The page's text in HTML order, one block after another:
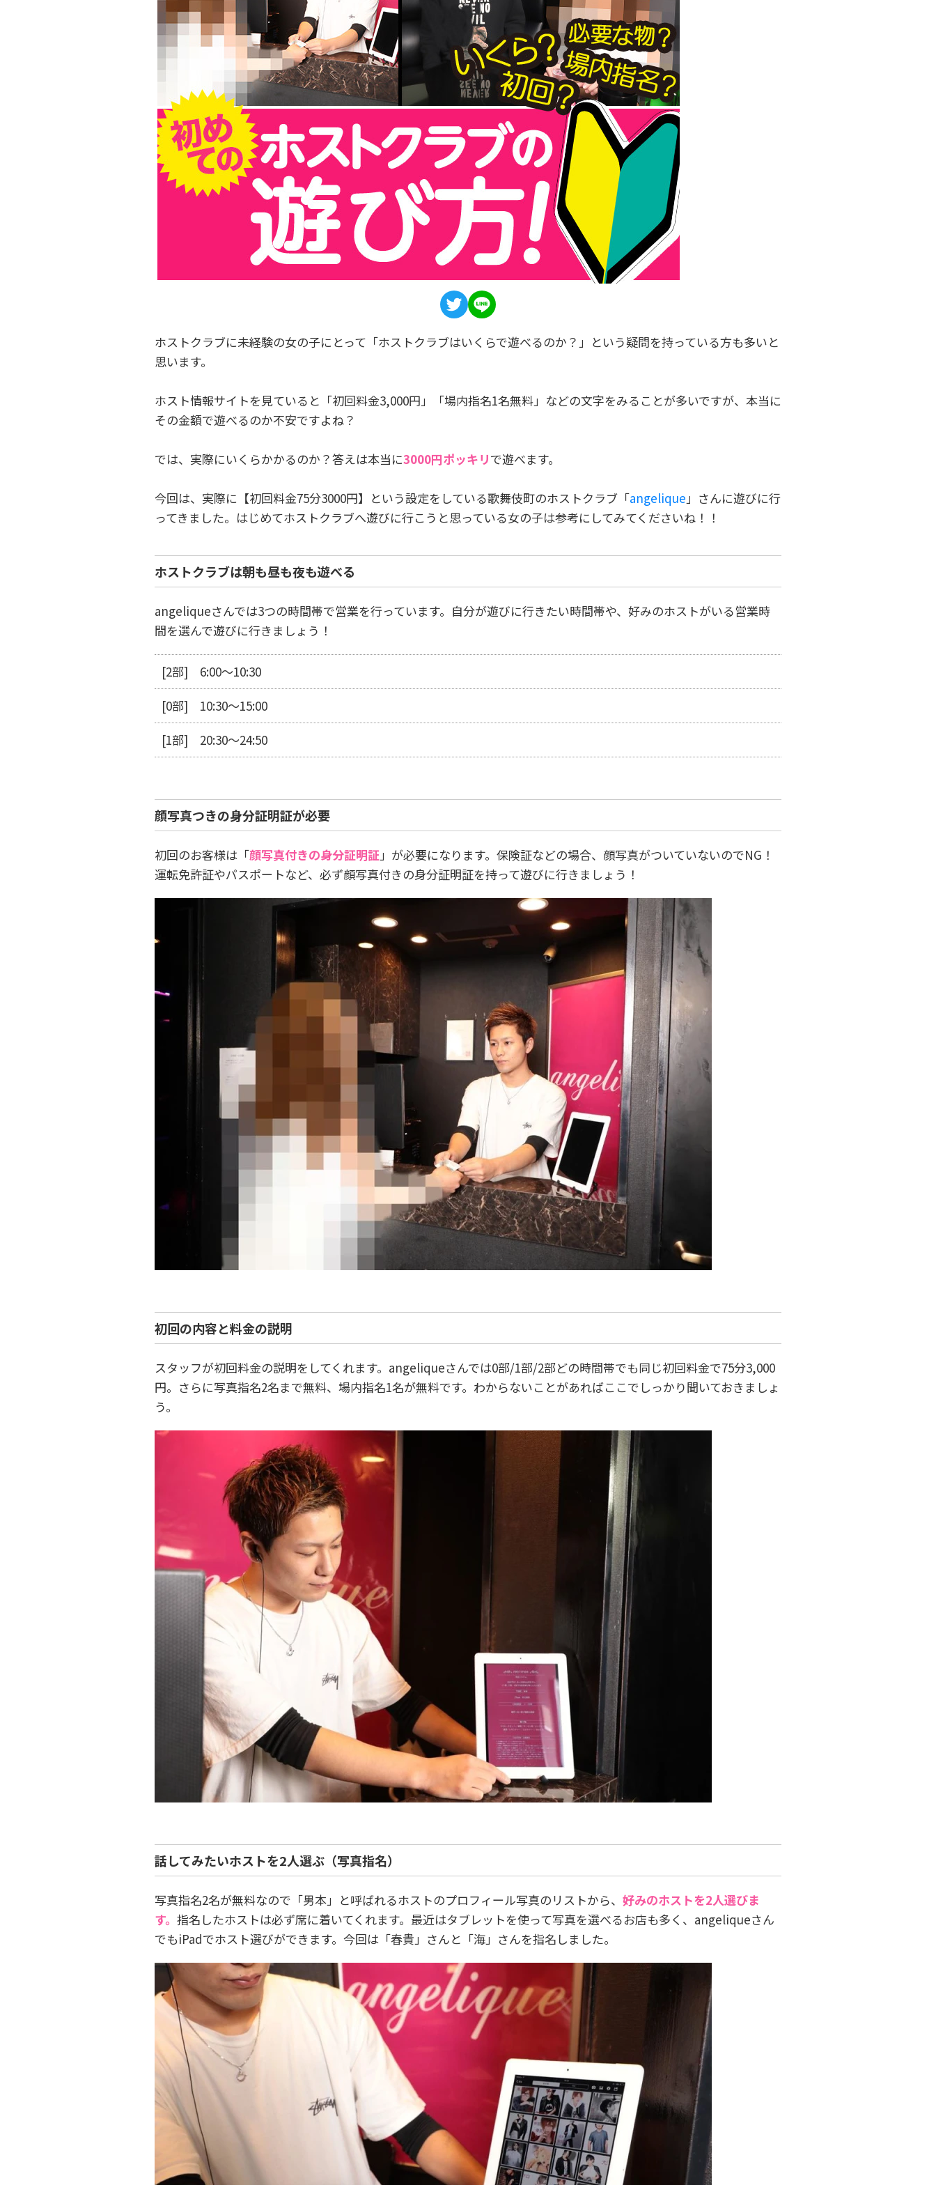
ホストクラブに未経験の女の子にとって「ホストクラブはいくらで遊べるのか？」という疑問を持っている方も多いと
思います。
ホスト情報サイトを見ていると「初回料金3,000円」「場内指名1名無料」などの文字をみることが多いですが、本当に
その金額で遊べるのか不安ですよね？
では、実際にいくらかかるのか？答えは本当に3000円ポッキリで遊べます。
今回は、実際に【初回料金75分3000円】という設定をしている歌舞伎町のホストクラブ「angelique」さんに遊びに行
ってきました。はじめてホストクラブへ遊びに行こうと思っている女の子は参考にしてみてくださいね！！
ホストクラブは朝も昼も夜も遊べる
angeliqueさんでは3つの時間帯で営業を行っています。自分が遊びに行きたい時間帯や、好みのホストがいる営業時
間を選んで遊びに行きましょう！
[2部] 6:00～10:30
[0部] 10:30～15:00
[1部] 20:30～24:50
顔写真つきの身分証明証が必要
初回のお客様は「顔写真付きの身分証明証」が必要になります。保険証などの場合、顔写真がついていないのでNG！
運転免許証やパスポートなど、必ず顔写真付きの身分証明証を持って遊びに行きましょう！
初回の内容と料金の説明
スタッフが初回料金の説明をしてくれます。angeliqueさんでは0部/1部/2部どの時間帯でも同じ初回料金で75分3,000
円。さらに写真指名2名まで無料、場内指名1名が無料です。わからないことがあればここでしっかり聞いておきましょ
う。
話してみたいホストを2人選ぶ（写真指名）
写真指名2名が無料なので「男本」と呼ばれるホストのプロフィール写真のリストから、 好みのホストを2人選びま
す。 指名したホストは必ず席に着いてくれます。最近はタブレットを使って写真を選べるお店も多く、angeliqueさん
でもiPadでホスト選びができます。今回は「春貴」さんと「海」さんを指名しました。